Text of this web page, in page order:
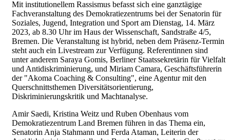
Mit institutionellem Rassismus befasst sich eine ganztägige
Fachveranstaltung des Demokratiezentrums bei der Senatorin für
Soziales, Jugend, Integration und Sport am Dienstag, 14. März
2023, ab 8.30 Uhr im Haus der Wissenschaft, Sandstraße 4/5,
Bremen. Die Veranstaltung ist hybrid, neben dem Präsenz-Termin
steht auch ein Livestream zur Verfügung. Referentinnen sind
unter anderem Saraya Gomis, Berliner Staatssekretärin für Vielfalt
und Antidiskriminierung, und Miriam Camara, Geschäftsführerin
der "Akoma Coaching & Consulting", eine Agentur mit den
Querschnittsthemen Diversitätsorientierung,
Diskriminierungskritik und Machtanalyse.
Amir Saedi, Kristina Weitz und Ruben Obenhaus vom
Demokratiezentrum Land Bremen führen in das Thema ein,
Senatorin Anja Stahmann und Ferda Ataman, Leiterin der